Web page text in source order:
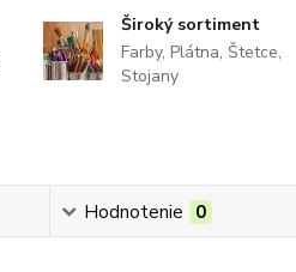
Široký sortiment
Farby, Plátna, Štetce,
Stojany
Hodnotenie 0